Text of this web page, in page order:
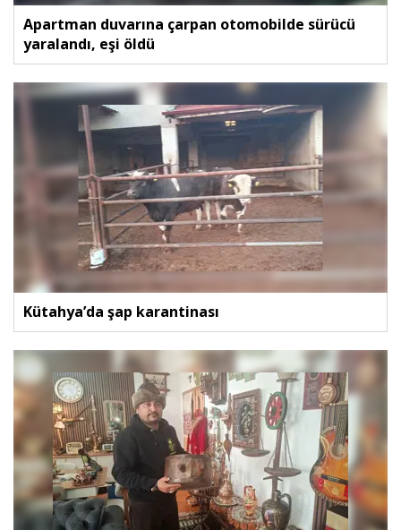
Apartman duvarına çarpan otomobilde sürücü
yaralandı, eşi öldü
Kütahya’da şap karantinası